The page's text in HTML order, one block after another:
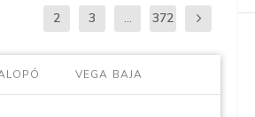
2 3 ... 372
VEGA BAJA